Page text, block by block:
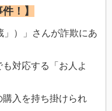
！】
）」さんが詐欺にあ
対応する「お人よ
入を持ち掛けられ